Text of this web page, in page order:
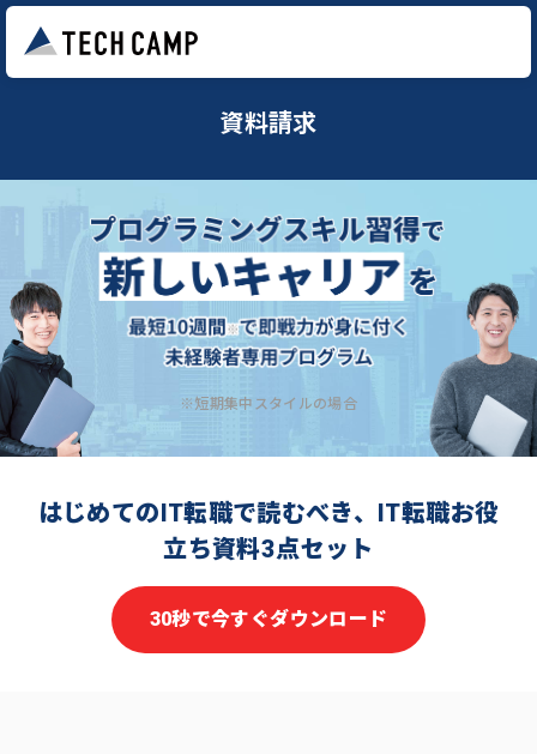
資料請求
※短期集中スタイルの場合
はじめてのIT転職で読むべき、IT転職お役
立ち資料3点セット
30秒で今すぐダウンロード